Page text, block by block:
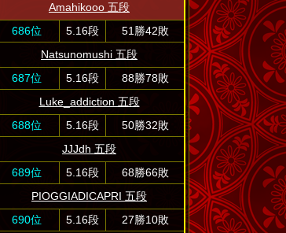
Amahikooo 五段
686位
5.16段
51勝42敗
Natsunomushi 五段
687位
5.16段
88勝78敗
Luke_addiction 五段
688位
5.16段
50勝32敗
JJJdh 五段
689位
5.16段
68勝66敗
PIOGGIADICAPRI 五段
690位
5.16段
27勝10敗